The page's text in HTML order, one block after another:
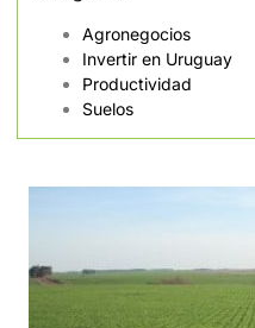
Agronegocios
Invertir en Uruguay
Productividad
Suelos